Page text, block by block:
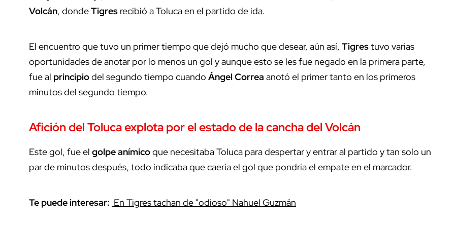
Volcán, dondeTigres recibió a Toluca en el partido de ida.
El encuentro que tuvo un primer tiempo que dejó mucho que desear, aún así, Tigrestuvo varias
oportunidades de anotar por lo menos un gol y aunque esto se les fue negado en la primera parte,
fue al principiodel segundo tiempo cuando Ángel Correa anotó el primer tanto en los primeros
minutos del segundo tiempo.
Afición del Toluca explota por el estado de la cancha del Volcán
Este gol, fue el golpe anímicoque necesitaba Toluca para despertar y entrar al partido y tan solo un
par de minutos después, todo indicaba que caería el gol que pondría el empate en el marcador.
Te puede interesar: En Tigres tachan de "odioso" Nahuel Guzmán